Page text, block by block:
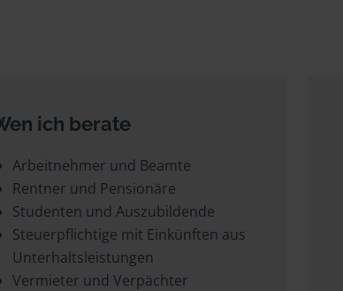
ich berate
Arbeitnehmer und Beamte
Rentner und Pensionäre
Studenten und Auszubildende
Steuerpflichtige mit Einkünften aus
Unterhaltsleistungen
Vermieter und Verpächter